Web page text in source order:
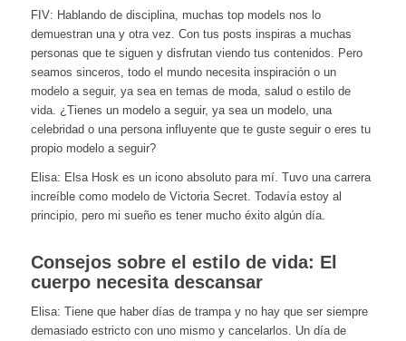
FIV: Hablando de disciplina, muchas top models nos lo
demuestran una y otra vez. Con tus posts inspiras a muchas
personas que te siguen y disfrutan viendo tus contenidos. Pero
seamos sinceros, todo el mundo necesita inspiración o un
modelo a seguir, ya sea en temas de moda, salud o estilo de
vida. ¿Tienes un modelo a seguir, ya sea un modelo, una
celebridad o una persona influyente que te guste seguir o eres tu
propio modelo a seguir?
Elisa: Elsa Hosk es un icono absoluto para mí. Tuvo una carrera
increíble como modelo de Victoria Secret. Todavía estoy al
principio, pero mi sueño es tener mucho éxito algún día.
Consejos sobre el estilo de vida: El
cuerpo necesita descansar
Elisa: Tiene que haber días de trampa y no hay que ser siempre
demasiado estricto con uno mismo y cancelarlos. Un día de